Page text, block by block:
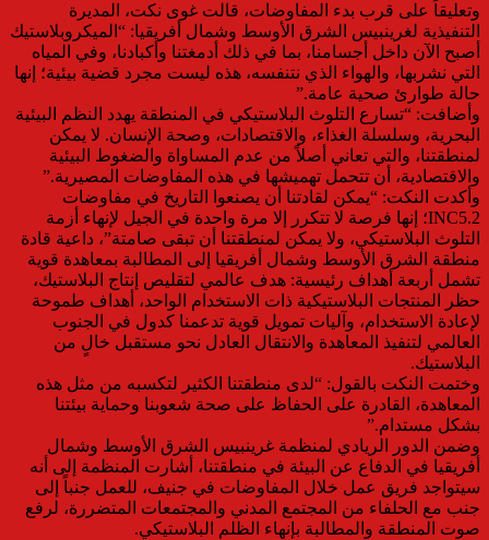
وتعليقاً على قرب بدء المفاوضات، قالت غوى نكت، المديرة
التنفيذية لغرينبيس الشرق الأوسط وشمال أفريقيا: “الميكروبلاستيك
أصبح الآن داخل أجسامنا، بما في ذلك أدمغتنا وأكبادنا، وفي المياه
التي نشربها، والهواء الذي نتنفسه، هذه ليست مجرد قضية بيئية؛ إنها
حالة طوارئ صحية عامة.”
وأضافت: “تسارع التلوث البلاستيكي في المنطقة يهدد النظم البيئية
البحرية، وسلسلة الغذاء، والاقتصادات، وصحة الإنسان. لا يمكن
لمنطقتنا، والتي تعاني أصلاً من عدم المساواة والضغوط البيئية
والاقتصادية، أن تتحمل تهميشها في هذه المفاوضات المصيرية.”
وأكدت النكت: “يمكن لقادتنا أن يصنعوا التاريخ في مفاوضات
INC5.2؛ إنها فرصة لا تتكرر إلا مرة واحدة في الجيل لإنهاء أزمة
التلوث البلاستيكي، ولا يمكن لمنطقتنا أن تبقى صامتة”، داعية قادة
منطقة الشرق الأوسط وشمال أفريقيا إلى المطالبة بمعاهدة قوية
تشمل أربعة أهداف رئيسية: هدف عالمي لتقليص إنتاج البلاستيك،
حظر المنتجات البلاستيكية ذات الاستخدام الواحد، أهداف طموحة
لإعادة الاستخدام، وآليات تمويل قوية تدعمنا كدول في الجنوب
العالمي لتنفيذ المعاهدة والانتقال العادل نحو مستقبل خالٍ من
البلاستيك.
وختمت النكت بالقول: “لدى منطقتنا الكثير لتكسبه من مثل هذه
المعاهدة، القادرة على الحفاظ على صحة شعوبنا وحماية بيئتنا
بشكل مستدام.”
وضمن الدور الريادي لمنظمة غرينبيس الشرق الأوسط وشمال
أفريقيا في الدفاع عن البيئة في منطقتنا، أشارت المنظمة إلى أنه
سيتواجد فريق عمل خلال المفاوضات في جنيف، للعمل جنباً إلى
جنب مع الحلفاء من المجتمع المدني والمجتمعات المتضررة، لرفع
صوت المنطقة والمطالبة بإنهاء الظلم البلاستيكي.